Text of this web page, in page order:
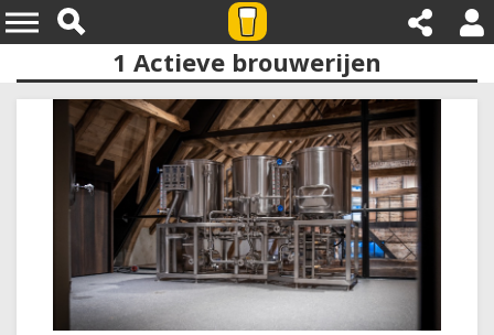
Provincies:limburg
1 Actieve brouwerijen